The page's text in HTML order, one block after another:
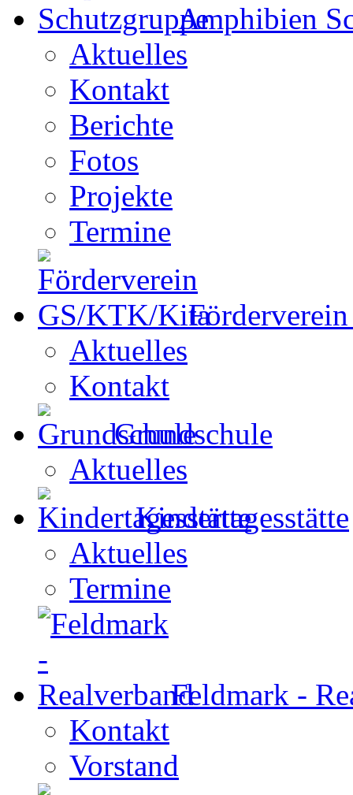
Amphibien
Aktuelles
Kontakt
Berichte
Fotos
Projekte
Termine
Aktuelles
Kontakt
Grundschule
Aktuelles
Kindertagesstätte
Aktuelles
Termine
Feldmark -
Kontakt
Vorstand